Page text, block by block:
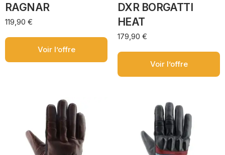
RAGNAR
119,90 €
Voir l’offre
DXR BORGATTI
HEAT
179,90 €
Voir l’offre